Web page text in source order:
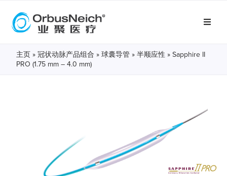
主页 » 冠状动脉产品组合 » 球囊导管 » 半顺应性 » Sapphire II
PRO (1.75 mm – 4.0 mm)